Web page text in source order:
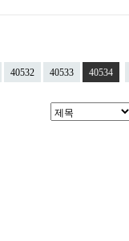
40532 40533 40534